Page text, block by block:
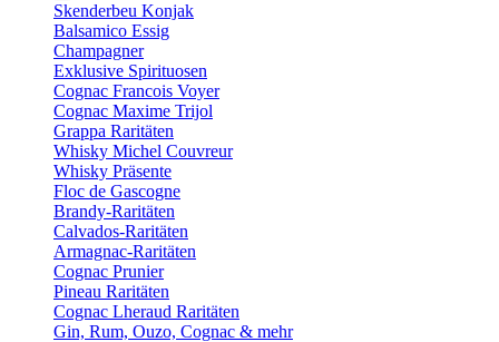
Skenderbeu Konjak
Balsamico Essig
Champagner
Exklusive Spirituosen
Cognac Francois Voyer
Cognac Maxime Trijol
Grappa Raritäten
Whisky Michel Couvreur
Whisky Präsente
Floc de Gascogne
Brandy-Raritäten
Calvados-Raritäten
Armagnac-Raritäten
Cognac Prunier
Pineau Raritäten
Cognac Lheraud Raritäten
Gin, Rum, Ouzo, Cognac & mehr